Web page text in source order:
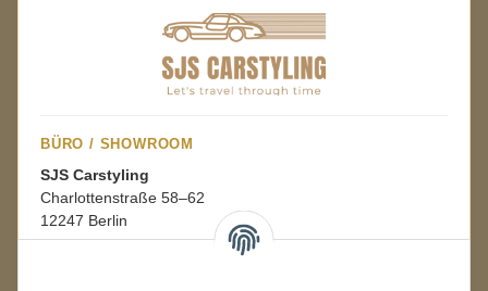
BÜRO / SHOWROOM
SJS Carstyling
Charlottenstraße 58–62
12247 Berlin